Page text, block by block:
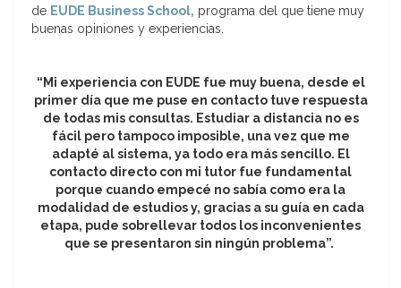
de EUDE Business School, programa del que tiene muy
buenas opiniones y experiencias.
“Mi experiencia con EUDE fue muy buena, desde el
primer día que me puse en contacto tuve respuesta
de todas mis consultas. Estudiar a distancia no es
fácil pero tampoco imposible, una vez que me
adapté al sistema, ya todo era más sencillo. El
contacto directo con mi tutor fue fundamental
porque cuando empecé no sabía como era la
modalidad de estudios y, gracias a su guía en cada
etapa, pude sobrellevar todos los inconvenientes
que se presentaron sin ningún problema”.